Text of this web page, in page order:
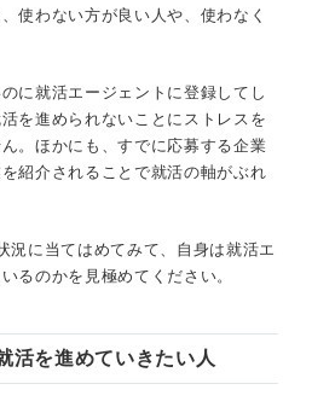
使わない方が良い人や、使わなく
に就活エージェントに登録してし
を進められないことにストレスを
。ほかにも、すでに応募する企業
紹介されることで就活の軸がぶれ
況に当てはめてみて、自身は就活エ
るのかを見極めてください。
活を進めていきたい人